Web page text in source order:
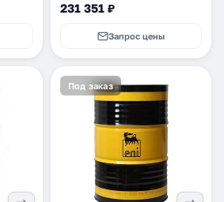
231 351 ₽
Запрос цены
Под заказ